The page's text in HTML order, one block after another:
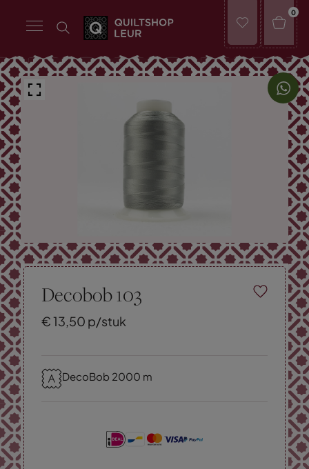
0
Decobob 103
€13,50 p/stuk
DecoBob 2000 m